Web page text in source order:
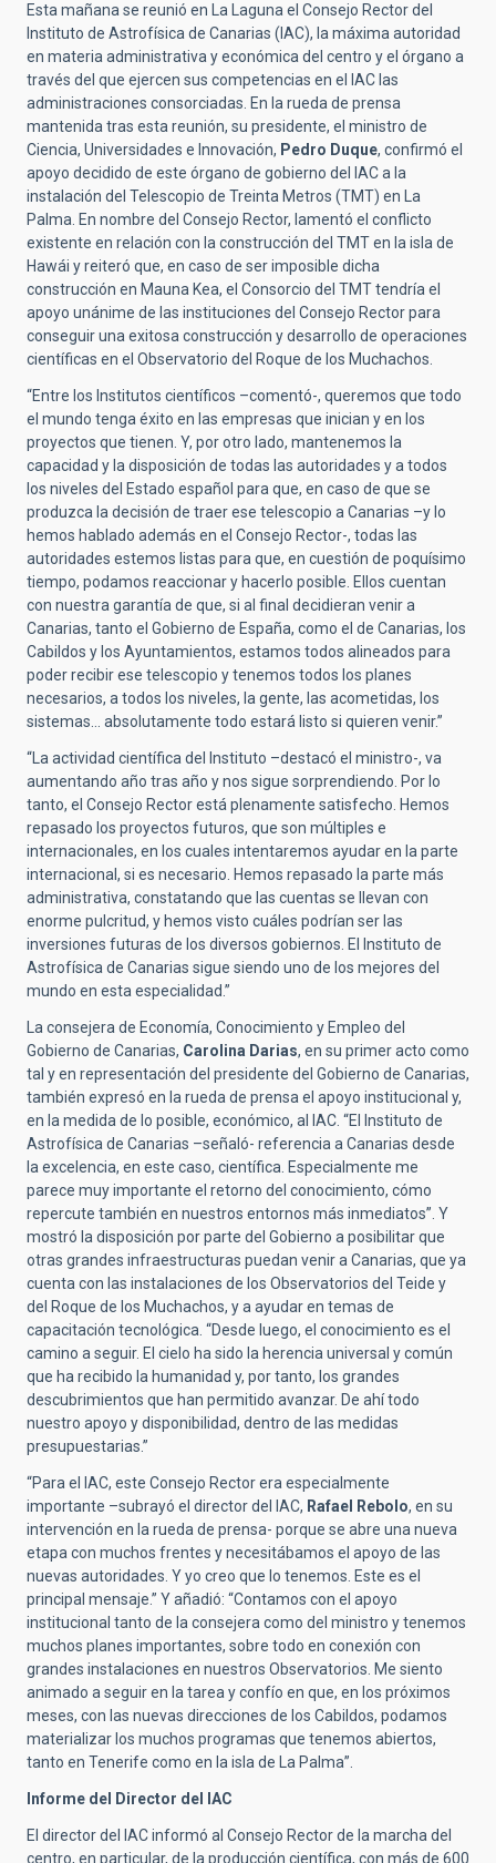
Esta mañana se reunió en La Laguna el Consejo Rector del
Instituto de Astrofísica de Canarias (IAC), la máxima autoridad
en materia administrativa y económica del centro y el órgano a
través del que ejercen sus competencias en el IAC las
administraciones consorciadas. En la rueda de prensa
mantenida tras esta reunión, su presidente, el ministro de
Ciencia, Universidades e Innovación, Pedro Duque, confirmó el
apoyo decidido de este órgano de gobierno del IAC a la
instalación del Telescopio de Treinta Metros (TMT) en La
Palma. En nombre del Consejo Rector, lamentó el conflicto
existente en relación con la construcción del TMT en la isla de
Hawái y reiteró que, en caso de ser imposible dicha
construcción en Mauna Kea, el Consorcio del TMT tendría el
apoyo unánime de las instituciones del Consejo Rector para
conseguir una exitosa construcción y desarrollo de operaciones
científicas en el Observatorio del Roque de los Muchachos.
“Entre los Institutos científicos –comentó-, queremos que todo
el mundo tenga éxito en las empresas que inician y en los
proyectos que tienen. Y, por otro lado, mantenemos la
capacidad y la disposición de todas las autoridades y a todos
los niveles del Estado español para que, en caso de que se
produzca la decisión de traer ese telescopio a Canarias –y lo
hemos hablado además en el Consejo Rector-, todas las
autoridades estemos listas para que, en cuestión de poquísimo
tiempo, podamos reaccionar y hacerlo posible. Ellos cuentan
con nuestra garantía de que, si al final decidieran venir a
Canarias, tanto el Gobierno de España, como el de Canarias, los
Cabildos y los Ayuntamientos, estamos todos alineados para
poder recibir ese telescopio y tenemos todos los planes
necesarios, a todos los niveles, la gente, las acometidas, los
sistemas… absolutamente todo estará listo si quieren venir.”
“La actividad científica del Instituto –destacó el ministro-, va
aumentando año tras año y nos sigue sorprendiendo. Por lo
tanto, el Consejo Rector está plenamente satisfecho. Hemos
repasado los proyectos futuros, que son múltiples e
internacionales, en los cuales intentaremos ayudar en la parte
internacional, si es necesario. Hemos repasado la parte más
administrativa, constatando que las cuentas se llevan con
enorme pulcritud, y hemos visto cuáles podrían ser las
inversiones futuras de los diversos gobiernos. El Instituto de
Astrofísica de Canarias sigue siendo uno de los mejores del
mundo en esta especialidad.”
La consejera de Economía, Conocimiento y Empleo del
Gobierno de Canarias, Carolina Darias, en su primer acto como
tal y en representación del presidente del Gobierno de Canarias,
también expresó en la rueda de prensa el apoyo institucional y,
en la medida de lo posible, económico, al IAC. “El Instituto de
Astrofísica de Canarias –señaló- referencia a Canarias desde
la excelencia, en este caso, científica. Especialmente me
parece muy importante el retorno del conocimiento, cómo
repercute también en nuestros entornos más inmediatos”. Y
mostró la disposición por parte del Gobierno a posibilitar que
otras grandes infraestructuras puedan venir a Canarias, que ya
cuenta con las instalaciones de los Observatorios del Teide y
del Roque de los Muchachos, y a ayudar en temas de
capacitación tecnológica. “Desde luego, el conocimiento es el
camino a seguir. El cielo ha sido la herencia universal y común
que ha recibido la humanidad y, por tanto, los grandes
descubrimientos que han permitido avanzar. De ahí todo
nuestro apoyo y disponibilidad, dentro de las medidas
presupuestarias.”
“Para el IAC, este Consejo Rector era especialmente
importante –subrayó el director del IAC, Rafael Rebolo, en su
intervención en la rueda de prensa- porque se abre una nueva
etapa con muchos frentes y necesitábamos el apoyo de las
nuevas autoridades. Y yo creo que lo tenemos. Este es el
principal mensaje.” Y añadió: “Contamos con el apoyo
institucional tanto de la consejera como del ministro y tenemos
muchos planes importantes, sobre todo en conexión con
grandes instalaciones en nuestros Observatorios. Me siento
animado a seguir en la tarea y confío en que, en los próximos
meses, con las nuevas direcciones de los Cabildos, podamos
materializar los muchos programas que tenemos abiertos,
tanto en Tenerife como en la isla de La Palma”.
Informe del Director del IAC
El director del IAC informó al Consejo Rector de la marcha del
centro, en particular, de la producción científica, con más de 600